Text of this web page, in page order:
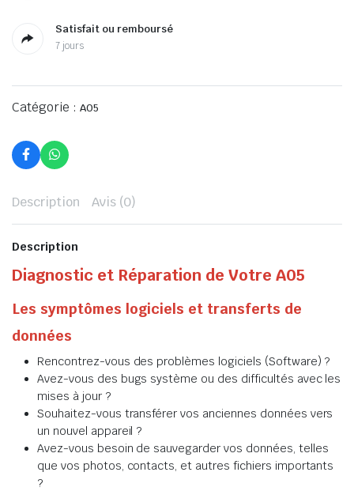
Satisfait ou remboursé
7 jours
Catégorie : A05
Description Avis (0)
Description
Diagnostic et Réparation de Votre A05
Les symptômes logiciels et transferts de
données
Rencontrez-vous des problèmes logiciels (Software) ?
Avez-vous des bugs système ou des difficultés avec les
mises à jour ?
Souhaitez-vous transférer vos anciennes données vers
un nouvel appareil ?
Avez-vous besoin de sauvegarder vos données, telles
que vos photos, contacts, et autres fichiers importants
?